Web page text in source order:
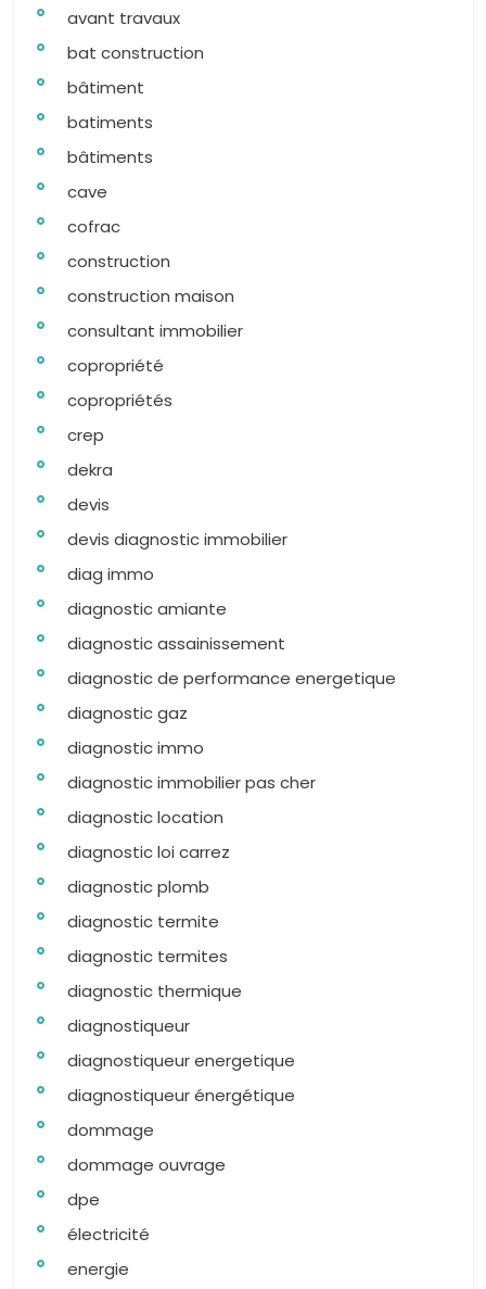
avant travaux
bat construction
bâtiment
batiments
bâtiments
cave
cofrac
construction
construction maison
consultant immobilier
copropriété
copropriétés
crep
dekra
devis
devis diagnostic immobilier
diag immo
diagnostic amiante
diagnostic assainissement
diagnostic de performance energetique
diagnostic gaz
diagnostic immo
diagnostic immobilier pas cher
diagnostic location
diagnostic loi carrez
diagnostic plomb
diagnostic termite
diagnostic termites
diagnostic thermique
diagnostiqueur
diagnostiqueur energetique
diagnostiqueur énergétique
dommage
dommage ouvrage
dpe
électricité
energie